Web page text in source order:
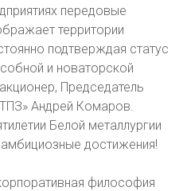
передовые
территории
подтверждая статус
и новаторской
Председатель
Андрей Комаров.
Белой металлургии
достижения!
философия